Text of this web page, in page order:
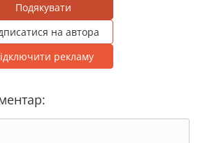
Подякувати
на автора
рекламу